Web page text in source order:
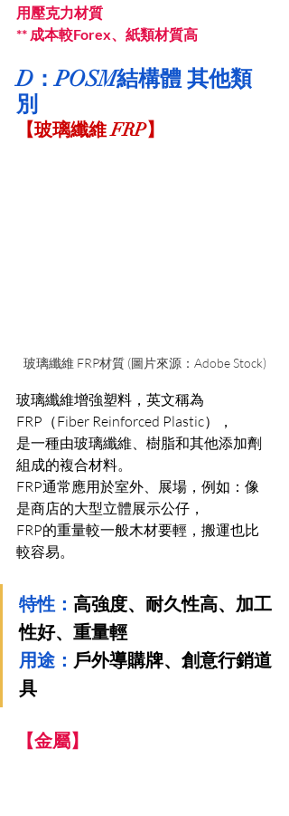
用壓克力材質
** 成本較Forex、紙類材質高
D：POSM結構體 其他類
別
【玻璃纖維 FRP】
玻璃纖維 FRP材質 (圖片來源：Adobe Stock)
玻璃纖維增強塑料，英文稱為
FRP（Fiber Reinforced Plastic），
是一種由玻璃纖維、樹脂和其他添加劑
組成的複合材料。
FRP通常應用於室外、展場，例如：像
是商店的大型立體展示公仔，
FRP的重量較一般木材要輕，搬運也比
較容易。
特性： 高強度、耐久性高、加工
性好、重量輕
用途： 戶外導購牌、創意行銷道
具
【金屬】